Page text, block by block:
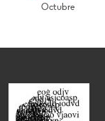
Octubre